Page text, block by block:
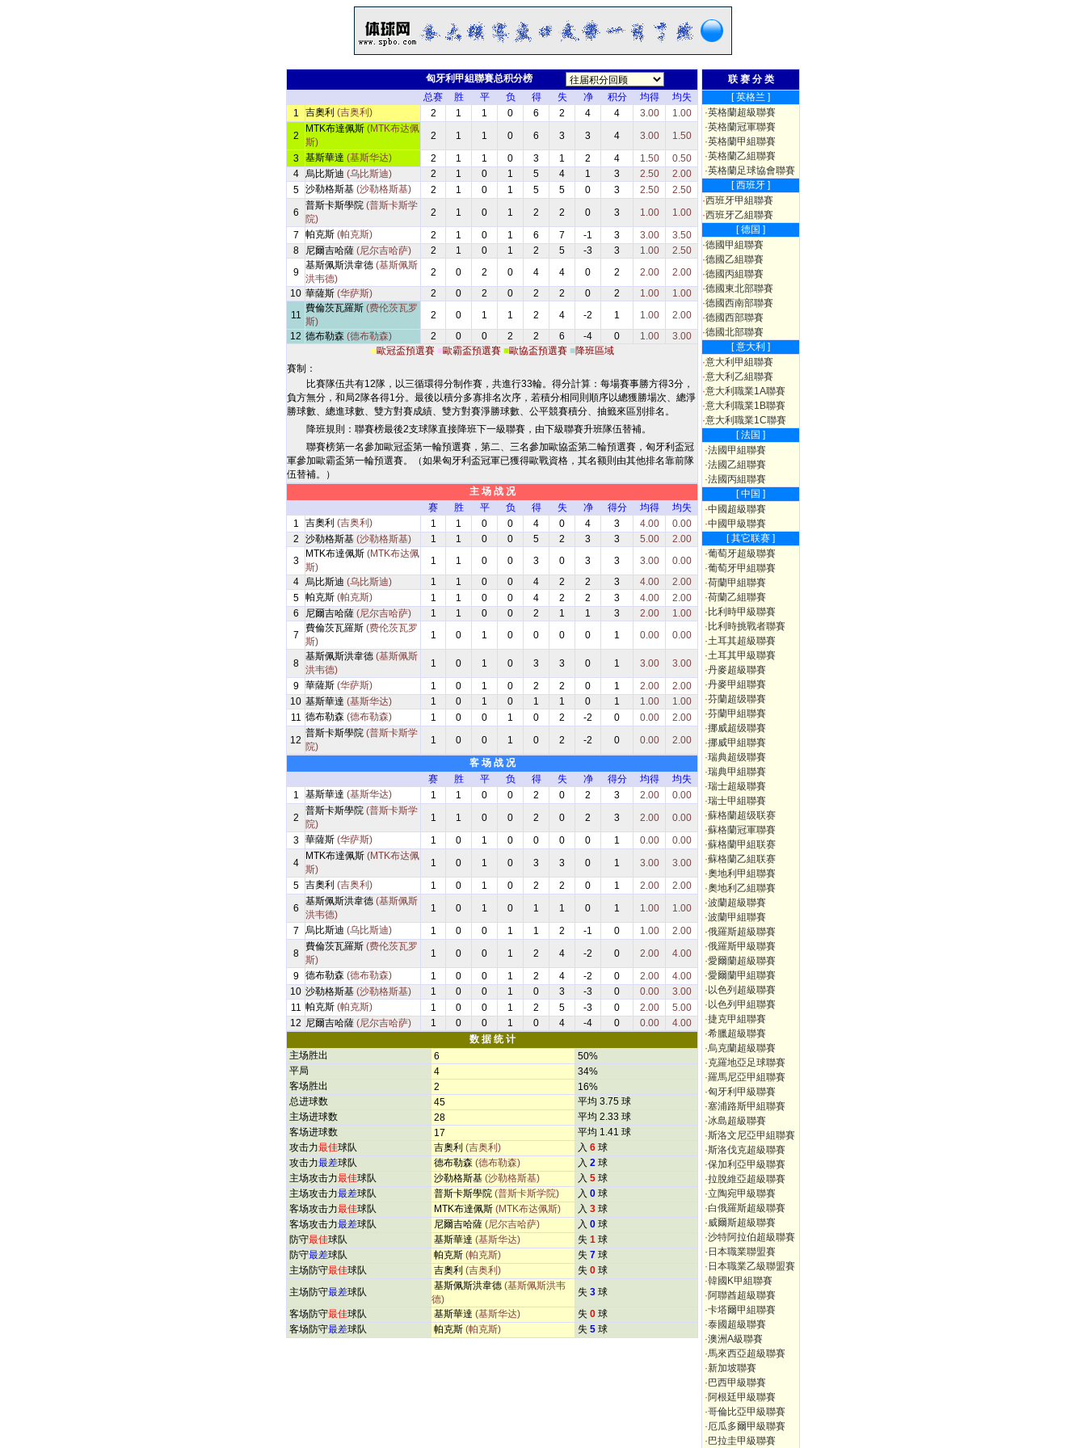
匈牙利甲組聯賽总积分榜
总赛
胜 平 负 得 失 净 积分 均得
均失
1
吉奧利 (吉奥利) 2 1 1 0 6 2 4 4 3.00
1.00
2
MTK布達佩斯 (MTK布达佩
斯)
2 1 1 0 6 3 3 4 3.00
1.50
3
基斯華達 (基斯华达) 2 1 1 0 3 1 2 4 1.50
0.50
4
烏比斯迪 (乌比斯迪) 2 1 0 1 5 4 1 3 2.50
2.00
5
沙勒格斯基 (沙勒格斯基) 2 1 0 1 5 5 0 3 2.50
2.50
6
普斯卡斯學院 (普斯卡斯学
院)
2 1 0 1 2 2 0 3 1.00
1.00
7
帕克斯 (帕克斯) 2 1 0 1 6 7 -1 3 3.00
3.50
8
尼爾吉哈薩 (尼尔吉哈萨) 2 1 0 1 2 5 -3 3 1.00
2.50
9
基斯佩斯洪韋德 (基斯佩斯
洪韦德)
2 0 2 0 4 4 0 2 2.00
2.00
10 華薩斯 (华萨斯) 2 0 2 0 2 2 0 2 1.00
1.00
11
費倫茨瓦羅斯 (费伦茨瓦罗
斯)
2 0 1 1 2 4 -2 1 1.00
2.00
12 德布勒森 (德布勒森) 2 0 0 2 2 6 -4 0 1.00
3.00
■歐冠盃預選賽 ■歐霸盃預選賽 ■歐協盃預選賽 ■降班區域
賽制：
比賽隊伍共有12隊，以三循環得分制作賽，共進行33輪。得分計算：每場賽事勝方得3分，
負方無分，和局2隊各得1分。最後以積分多寡排名次序，若積分相同則順序以總獲勝場次、總淨
勝球數、總進球數、雙方對賽成績、雙方對賽淨勝球數、公平競賽積分、抽籤來區別排名。
降班規則：聯賽榜最後2支球隊直接降班下一級聯賽，由下級聯賽升班隊伍替補。
聯賽榜第一名參加歐冠盃第一輪預選賽，第二、三名參加歐協盃第二輪預選賽，匈牙利盃冠
軍參加歐霸盃第一輪預選賽。（如果匈牙利盃冠軍已獲得歐戰資格，其名额則由其他排名靠前隊
伍替補。）
主 场 战 况
赛
胜 平 负 得 失 净 得分 均得
均失
1
吉奧利 (吉奥利) 1 1 0 0 4 0 4 3 4.00
0.00
2
沙勒格斯基 (沙勒格斯基) 1 1 0 0 5 2 3 3 5.00
2.00
3
MTK布達佩斯 (MTK布达佩
斯)
1 1 0 0 3 0 3 3 3.00
0.00
4
烏比斯迪 (乌比斯迪) 1 1 0 0 4 2 2 3 4.00
2.00
5
帕克斯 (帕克斯) 1 1 0 0 4 2 2 3 4.00
2.00
6
尼爾吉哈薩 (尼尔吉哈萨) 1 1 0 0 2 1 1 3 2.00
1.00
7
費倫茨瓦羅斯 (费伦茨瓦罗
斯)
1 0 1 0 0 0 0 1 0.00 0.00
8
基斯佩斯洪韋德 (基斯佩斯
洪韦德)
1 0 1 0 3 3 0 1 3.00
3.00
9
華薩斯 (华萨斯) 1 0 1 0 2 2 0 1 2.00
2.00
10 基斯華達 (基斯华达) 1 0 1 0 1 1 0 1 1.00
1.00
11 德布勒森 (德布勒森) 1 0 0 1 0 2 -2 0 0.00
2.00
12
普斯卡斯學院 (普斯卡斯学
院)
1 0 0 1 0 2 -2 0 0.00
2.00
客 场 战 况
赛
胜 平 负 得 失 净 得分 均得
均失
1
基斯華達 (基斯华达) 1 1 0 0 2 0 2 3 2.00
0.00
2
普斯卡斯學院 (普斯卡斯学
院)
1 1 0 0 2 0 2 3 2.00
0.00
3
華薩斯 (华萨斯) 1 0 1 0 0 0 0 1 0.00
0.00
4
MTK布達佩斯 (MTK布达佩
斯)
1 0 1 0 3 3 0 1 3.00
3.00
5
吉奧利 (吉奥利) 1 0 1 0 2 2 0 1 2.00
2.00
6
基斯佩斯洪韋德 (基斯佩斯
洪韦德)
1 0 1 0 1 1 0 1 1.00
1.00
7
烏比斯迪 (乌比斯迪) 1 0 0 1 1 2 -1 0 1.00
2.00
8
費倫茨瓦羅斯 (费伦茨瓦罗
斯)
1 0 0 1 2 4 -2 0 2.00
4.00
9
德布勒森 (德布勒森) 1 0 0 1 2 4 -2 0 2.00
4.00
10 沙勒格斯基 (沙勒格斯基) 1 0 0 1 0 3 -3 0 0.00
3.00
11 帕克斯 (帕克斯) 1 0 0 1 2 5 -3 0 2.00
5.00
12 尼爾吉哈薩 (尼尔吉哈萨) 1 0 0 1 0 4 -4 0 0.00
4.00
数 据 统 计
主场胜出
6
50%
平局
4
34%
客场胜出
2
16%
总进球数
45
平均 3.75 球
主场进球数
28
平均 2.33 球
客场进球数
17
平均 1.41 球
攻击力最佳球队 吉奧利 (吉奥利) 入 6 球
攻击力最差球队 德布勒森 (德布勒森) 入 2 球
主场攻击力最佳球队 沙勒格斯基 (沙勒格斯基) 入 5 球
主场攻击力最差球队 普斯卡斯學院 (普斯卡斯学院) 入 0 球
客场攻击力最佳球队 MTK布達佩斯 (MTK布达佩斯) 入 3 球
客场攻击力最差球队 尼爾吉哈薩 (尼尔吉哈萨) 入 0 球
防守最佳球队 基斯華達 (基斯华达) 失 1 球
防守最差球队 帕克斯 (帕克斯) 失 7 球
主场防守最佳球队 吉奧利 (吉奥利) 失 0 球
主场防守最差球队
基斯佩斯洪韋德 (基斯佩斯洪韦
德)
失 3 球
客场防守最佳球队 基斯華達 (基斯华达) 失 0 球
客场防守最差球队 帕克斯 (帕克斯) 失 5 球
联 赛 分 类
[ 英格兰 ]
·英格蘭超級聯賽
·英格蘭冠軍聯賽
·英格蘭甲組聯賽
·英格蘭乙組聯賽
·英格蘭足球協會聯賽
[ 西班牙 ]
·西班牙甲組聯賽
·西班牙乙組聯賽
[ 德国 ]
·德國甲組聯賽
·德國乙組聯賽
·德國丙組聯賽
·德國東北部聯賽
·德國西南部聯賽
·德國西部聯賽
·德國北部聯賽
[ 意大利 ]
·意大利甲組聯賽
·意大利乙組聯賽
·意大利職業1A聯賽
·意大利職業1B聯賽
·意大利職業1C聯賽
[ 法国 ]
·法國甲組聯賽
·法國乙組聯賽
·法國丙組聯賽
[ 中国 ]
·中國超級聯賽
·中國甲級聯賽
[ 其它联赛 ]
·葡萄牙超級聯賽
·葡萄牙甲組聯賽
·荷蘭甲組聯賽
·荷蘭乙組聯賽
· 比利時甲級聯賽
· 比利時挑戰者聯賽
·土耳其超級聯賽
·土耳其甲級聯賽
·丹麥超級聯賽
·丹麥甲組聯賽
·芬蘭超级聯賽
·芬蘭甲組聯賽
·挪威超级聯賽
·挪威甲組聯賽
·瑞典超级聯賽
·瑞典甲組聯賽
·瑞士超級聯賽
·瑞士甲組聯賽
·蘇格蘭超级联赛
·蘇格蘭冠軍聯賽
·蘇格蘭甲組联赛
·蘇格蘭乙組联赛
·奧地利甲組聯賽
·奧地利乙組聯賽
·波蘭超級聯賽
·波蘭甲組聯賽
·俄羅斯超級聯賽
·俄羅斯甲級聯賽
·愛爾蘭超級聯賽
·愛爾蘭甲組聯賽
· 以色列超級聯賽
· 以色列甲組聯賽
·捷克甲組聯賽
·希臘超級聯賽
·烏克蘭超級聯賽
·克羅地亞足球聯賽
·羅馬尼亞甲組聯賽
·匈牙利甲級聯賽
·塞浦路斯甲組聯賽
·冰島超級聯賽
·斯洛文尼亞甲組聯賽
·斯洛伐克超級聯賽
·保加利亞甲級聯賽
·拉脫維亞超級聯賽
·立陶宛甲級聯賽
·白俄羅斯超級聯賽
·威爾斯超級聯賽
·沙特阿拉伯超級聯賽
· 日本職業聯盟賽
· 日本職業乙級聯盟賽
·韓國K甲組聯賽
·阿聯酋超級聯賽
·卡塔爾甲組聯賽
·泰國超級聯賽
·澳洲A級聯賽
·馬來西亞超級聯賽
·新加坡聯賽
· 巴西甲級聯賽
·阿根廷甲級聯賽
·哥倫比亞甲級聯賽
·厄瓜多爾甲級聯賽
· 巴拉圭甲級聯賽